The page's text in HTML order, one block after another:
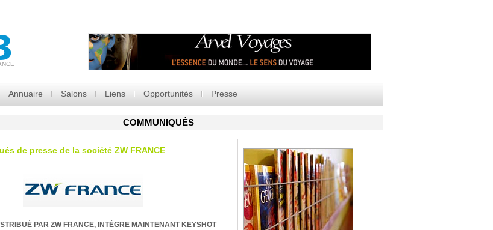
Annuaire Salons Liens Opportunités Presse
COMMUNIQUÉS
de presse de la société ZW FRANCE
PAR ZW FRANCE, INTÈGRE MAINTENANT KEYSHOT